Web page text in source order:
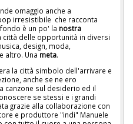
omaggio anche a
irresistibile che racconta
è un po' la nostra
città delle opportunità in diversi
design, moda,
altro. Una meta.
la città simbolo dell'arrivare e
anche se ne ero
canzone sul desiderio ed il
se stessi e i grandi
grazie alla collaborazione con
e produttore "indi" Manuele